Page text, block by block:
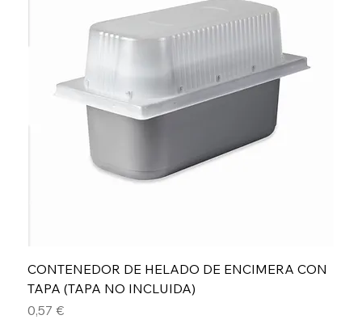
CONTENEDOR DE HELADO DE ENCIMERA CON
TAPA (TAPA NO INCLUIDA)
Precio
0,57 €